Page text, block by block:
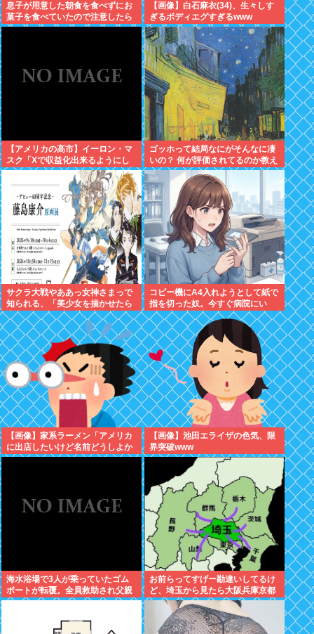
息子が用意した朝食を食べずにお
菓子を食べていたので注意したら
あろうことか...
【画像】白石麻衣(34)、生々しす
ぎるボディエグすぎるwww
【アメリカの高市】イーロン・マ
スク「Xで収益化出来るようにし
たら喜ぶだろなあ」「インプレゾ
ンビ大発生なんて想定外なんです
けど！
ゴッホって結局なにがそんなに凄
いの？ 何が評価されてるのか教え
て
サクラ大戦やああっ女神さまっで
知られる、「美少女を描かせたら
十傑」のひとり、藤島康介氏のデ
ビュー40周年を記念した原画展が
開催！
コピー機にA4入れようとして紙で
指を切った奴。今すぐ病院にい
け。腕一本切断になってもしらん
ぞ
【画像】家系ラーメン「アメリカ
に出店したいけど名前どうしよか
なぁ… せや！」
【画像】池田エライザの色気、限
界突破www
海水浴場で3人が乗っていたゴム
ボートが転覆。全員救助され父親
(37)は生き残る。子供の女児(13)
お前らってすげー勘違いしてるけ
ど、埼玉から見たら大阪兵庫京都
って地方でしかねえぞ？